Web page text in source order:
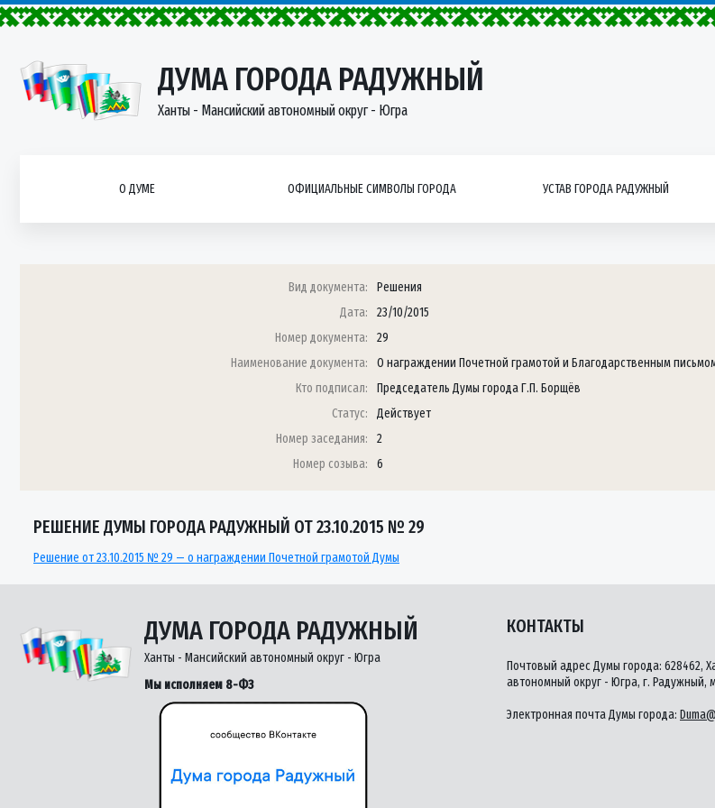
ДУМА ГОРОДА РАДУЖНЫЙ
Ханты - Мансийский автономный округ - Югра
О ДУМЕ ОФИЦИАЛЬНЫЕ СИМВОЛЫ ГОРОДА УСТАВ ГОРОДА РАДУЖНЫЙ
Вид документа:
Решения
Дата:
23/10/2015
Номер документа:
29
Наименование документа:
О награждении Почетной грамотой и Благодарственным
Кто подписал:
Председатель Думы города Г.П. Борщёв
Статус:
Действует
Номер заседания:
2
Номер созыва:
6
РЕШЕНИЕ ДУМЫ ГОРОДА РАДУЖНЫЙ ОТ 23.10.2015 № 29
Решение от 23.10.2015 № 29 — о награждении Почетной грамотой Думы
ДУМА ГОРОДА РАДУЖНЫЙ
Ханты - Мансийский автономный округ - Югра
Мы исполняем 8-ФЗ
КОНТАКТЫ
Почтовый адрес Думы города: 628462,
автономный округ - Югра, г. Радужный,
Электронная почта Думы города: